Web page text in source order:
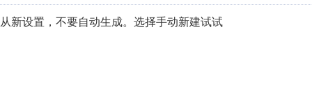
从新设置，不要自动生成。选择手动新建试试